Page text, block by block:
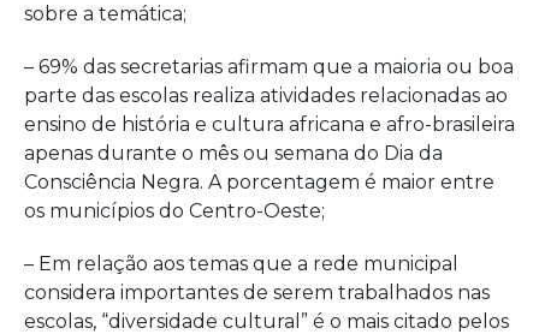
sobre a temática;
– 69% das secretarias afirmam que a maioria ou boa
parte das escolas realiza atividades relacionadas ao
ensino de história e cultura africana e afro-brasileira
apenas durante o mês ou semana do Dia da
Consciência Negra. A porcentagem é maior entre
os municípios do Centro-Oeste;
– Em relação aos temas que a rede municipal
considera importantes de serem trabalhados nas
escolas, “diversidade cultural” é o mais citado pelos